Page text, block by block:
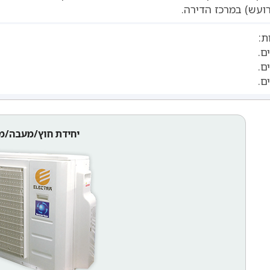
במרכז הדירה.
יחידת חוץ/